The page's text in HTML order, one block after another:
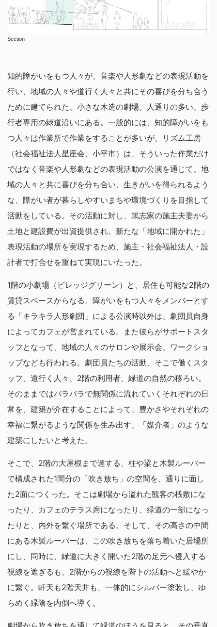
Section
知的障がいをもつ人々が、音楽や人形劇などの表現活動を
行い、地域の人々や道行く人々と共にその喜びを分ち合う
ために建てられた、小さな木造の劇場。人通りの多い、歩
行者専用の緑道沿いにある。一般的には、知的障がいをも
つ人々は作業所で作業をすることが多いが、リズム工房
（社会福祉法人星座会、小平市）は、そういった作業だけ
ではなく音楽や人形劇などの表現活動の公演を通じて、地
域の人々と共に喜びを分ち合い、生きがいを得られるよう
な、障がい者が暮らしやすいまちや環境づくりを目指して
活動をしている。その活動に対し、篤志家の施主夫妻から
土地と建設費が出資提供され、新たな「地域に開かれた」
表現活動の場所を実現するため、施主・社会福祉法人・設
計者で打合せを重ねて実現にいたった。
1階の小劇場（ビレッジグリーン）と、居住も可能な2階の
賃貸スペースからなる。障がいをもつ人々をメンバーとす
る「キラキラ人形劇団」による公演時以外は、劇団員自身
によってカフェが営まれている。また彼らがサポートスタ
ッフとなって、地域の人々のサロンや展示会、ワークショ
ップなども行われる。劇団員たちの活動、そこで働くスタ
ッフ、道行く人々、2階の利用者、緑道の自然の移ろい。
そのままではバラバラで無関係に流れていくそれぞれの日
常を、建築が介在することによって、豊かさやそれぞれの
幸福に繋がるような関係を生み出す、「媒介者」のような
建築にしたいと考えた。
そこで、2階の大屋根まで達する、柱や梁と木製ルーバー
で構成された1間分の「吹き放ち」の空間を、通りに面し
た2面につくった。そこは劇場から溢れた観客の桟敷にな
ったり、カフェのテラス席になったり、緑道の一部になっ
たりと、内外を繋ぐ場所である。そして、その高さの中間
にある木製ルーバーは、この吹き放ちを落ち着いた居場所
にし、同時に、緑道に大きく開いた2階の足元へ侵入する
視線を遮ぎるも、2階からの視線を階下の活動へと緩やか
に繋ぐ。軒天も2階天井も、一体的にシルバー塗装し、ゆ
らめく緑陰を内側へ導く。